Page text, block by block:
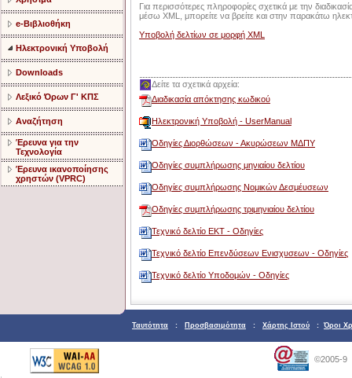
e-Βιβλιοθήκη
Ηλεκτρονική Υποβολή
Downloads
Λεξικό Όρων Γ' ΚΠΣ
Αναζήτηση
Έρευνα για την
Τεχνολογία
Έρευνα ικανοποίησης
χρηστών (VPRC)
Για περισσότερες πληροφορίες σχετικά με την
μέσω XML, μπορείτε να βρείτε και στην παρακάτω
Υποβολή δελτίων σε μορφή ΧΜL
Δείτε τα σχετικά αρχεία:
Διαδικασία απόκτησης κωδικού
Ηλεκτρονική Υποβολή - UserManual
Οδηγίες Διορθώσεων - Ακυρώσεων ΜΔΠΥ
Οδηγίες συμπλήρωσης μηνιαίου δελτίου
Οδηγίες συμπλήρωσης Νομικών Δεσμέυσεων
Οδηγίες συμπλήρωσης τριμηνιαίου δελτίου
Τεχνικό δελτίο EKT - Οδηγίες
Τεχνικό δελτίο Επενδύσεων Ενισχυσεων - Οδηγίες
Τεχνικό δελτίο Υποδομών - Οδηγίες
Ταυτότητα : Προσβασιμότητα : Χάρτης Ιστού : Όροι
©2005-9